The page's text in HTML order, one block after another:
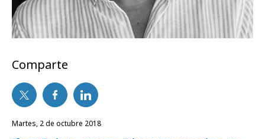
Comparte
martes, 2 de octubre 2018